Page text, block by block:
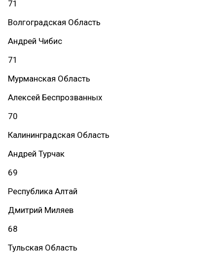
71
Волгоградская Область
Андрей Чибис
71
Мурманская Область
Алексей Беспрозванных
70
Калининградская Область
Андрей Турчак
69
Республика Алтай
Дмитрий Миляев
68
Тульская Область